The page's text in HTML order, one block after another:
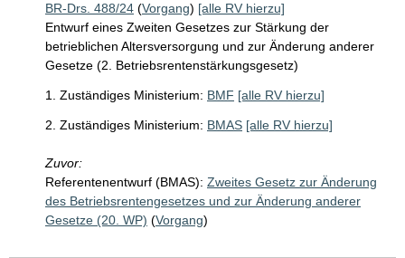
BR-Drs. 488/24 (Vorgang) [alle RV hierzu]
Entwurf eines Zweiten Gesetzes zur Stärkung der
betrieblichen Altersversorgung und zur Änderung anderer
Gesetze (2. Betriebsrentenstärkungsgesetz)
1. Zuständiges Ministerium: BMF [alle RV hierzu]
2. Zuständiges Ministerium: BMAS [alle RV hierzu]
Zuvor:
Referentenentwurf (BMAS): Zweites Gesetz zur Änderung
des Betriebsrentengesetzes und zur Änderung anderer
Gesetze (20. WP) (Vorgang)